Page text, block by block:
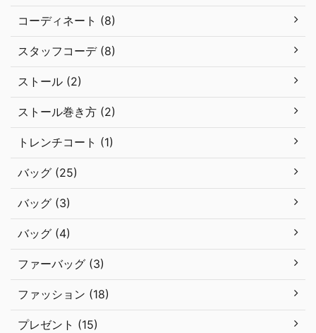
コーディネート (8)
スタッフコーデ (8)
ストール (2)
ストール巻き方 (2)
トレンチコート (1)
バッグ (25)
バッグ (3)
バッグ (4)
ファーバッグ (3)
ファッション (18)
プレゼント (15)